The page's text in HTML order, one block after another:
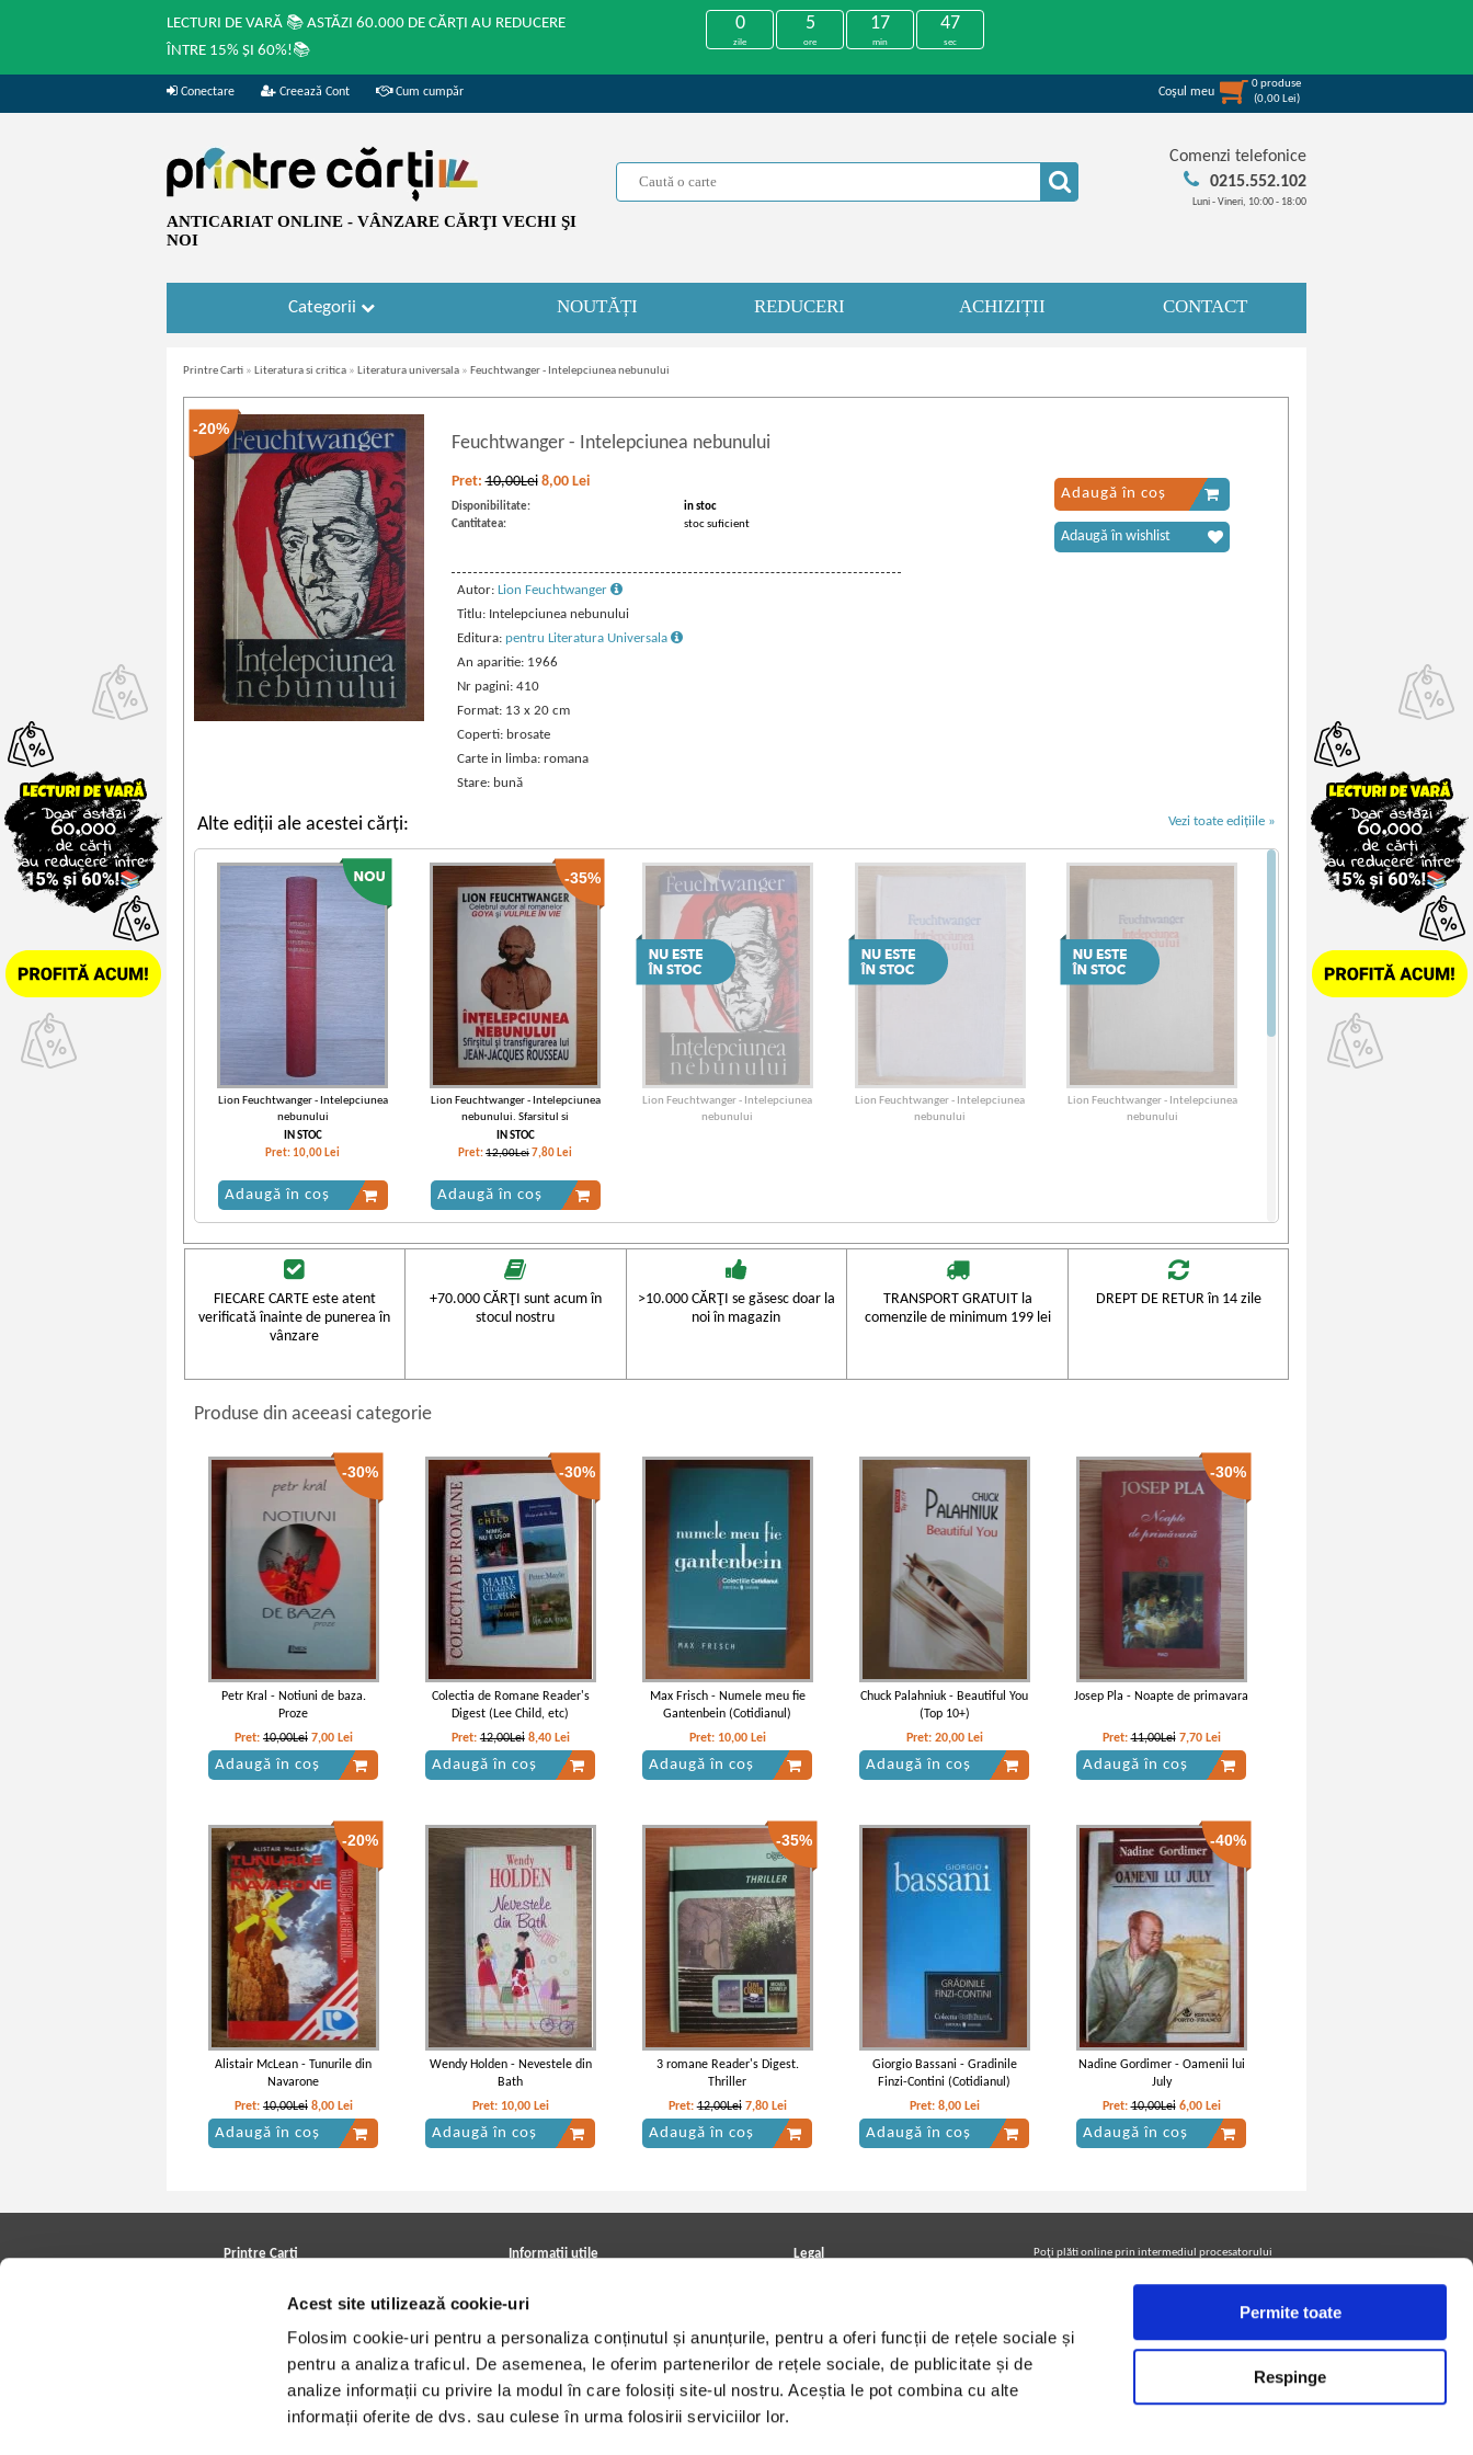
Acest site utilizează cookie-uri
Folosim cookie-uri pentru a personaliza conținutul și anunțurile, pentru a oferi funcții de rețele sociale și
pentru a analiza traficul. De asemenea, le oferim partenerilor de rețele sociale, de publicitate și de
analize informații cu privire la modul în care folosiți site-ul nostru. Aceștia le pot combina cu alte
informații oferite de dvs. sau culese în urma folosirii serviciilor lor.
Permite toate
Respinge
LECTURI DE VARĂ 📚 ASTĂZI 60.000 DE CĂRȚI AU REDUCERE
ÎNTRE 15% ȘI 60%!📚
0
zile
5
ore
17
min
47
sec
Conectare Creează Cont Cum cumpăr Coşul meu
0produse
(0,00 Lei)
ANTICARIAT ONLINE - VÂNZARE CĂRŢI VECHI ŞI
NOI
Comenzi telefonice
0215.552.102
Luni - Vineri, 10:00 - 18:00
Categorii NOUTĂȚI REDUCERI ACHIZIȚII CONTACT
Printre Carti » Literatura si critica » Literatura universala » Feuchtwanger - Intelepciunea nebunului
-20%
Feuchtwanger - Intelepciunea nebunului
Pret:10,00Lei 8,00 Lei
Disponibilitate:
in stoc
Cantitatea:
stoc suficient
Autor: Lion Feuchtwanger
Titlu: Intelepciunea nebunului
Editura: pentru Literatura Universala
An aparitie: 1966
Nr pagini: 410
Format: 13 x 20 cm
Coperti: brosate
Carte in limba: romana
Stare: bună
Adaugă în coș
Adaugă în wishlist
Alte ediții ale acestei cărți: Vezi toate edițiile »
Lion Feuchtwanger - Intelepciunea
nebunului
IN STOC
Pret: 10,00 Lei
Adaugă în coș
-35%
Lion Feuchtwanger - Intelepciunea
nebunului. Sfarsitul si
transfigurarea lui Jean-Jack
Rousseau
IN STOC
Pret:12,00Lei 7,80 Lei
Adaugă în coș
Lion Feuchtwanger - Intelepciunea
nebunului
Lion Feuchtwanger - Intelepciunea
nebunului
Lion Feuchtwanger - Intelepciunea
nebunului
Lion Feuchtwanger - Intelepciunea
nebunului sau moartea si
transfigurarea lui Jean-Jacques
Rousseau
FIECARE CARTE este atent
verificată înainte de punerea în
vânzare
+70.000 CĂRŢI sunt acum în
stocul nostru
>10.000 CĂRŢI se găsesc doar la
noi în magazin
TRANSPORT GRATUIT la
comenzile de minimum 199 lei
DREPT DE RETUR în 14 zile
Produse din aceeasi categorie
-30%
Petr Kral - Notiuni de baza.
Proze
Pret: 10,00Lei 7,00 Lei
Adaugă în coș
-30%
Colectia de Romane Reader's
Digest (Lee Child, etc)
Pret:12,00Lei 8,40 Lei
Adaugă în coș
Max Frisch - Numele meu fie
Gantenbein (Cotidianul)
Pret: 10,00 Lei
Adaugă în coș
Chuck Palahniuk - Beautiful You
(Top 10+)
Pret: 20,00 Lei
Adaugă în coș
-30%
Josep Pla - Noapte de primavara
Pret:11,00Lei 7,70 Lei
Adaugă în coș
-20%
Alistair McLean - Tunurile din
Navarone
Pret: 10,00Lei 8,00 Lei
Adaugă în coș
Wendy Holden - Nevestele din
Bath
Pret: 10,00 Lei
Adaugă în coș
-35%
3 romane Reader's Digest.
Thriller
Pret:12,00Lei 7,80 Lei
Adaugă în coș
Giorgio Bassani - Gradinile
Finzi-Contini (Cotidianul)
Pret: 8,00 Lei
Adaugă în coș
-40%
Nadine Gordimer - Oamenii lui
July
Pret:10,00Lei 6,00 Lei
Adaugă în coș
Printre Carti
Cele mai căutate cărți
Blog Printre Carti
Cărţi sub 5 lei
Cărţi sub 8 lei
Informatii utile
Achizitii viniluri, casete, CD/DVD
Cum cumpar?
Politica de livrare
Retur comenzi
Angajari - Cariere
Legal
Termeni si conditii
Utilizare cookie-uri
Poţi plăti online prin intermediul procesatorului
Urmăreşte-ne pe facebook pentru a fi la curent cu